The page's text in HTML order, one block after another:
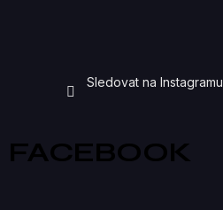
Sledovat na Instagramu
FACEBOOK